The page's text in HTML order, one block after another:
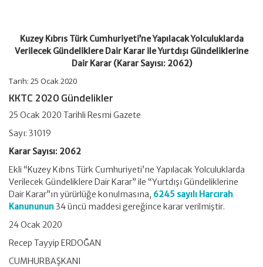
2062)
için
Kuzey Kıbrıs Türk Cumhuriyeti’ne Yapılacak Yolculuklarda
Verilecek Gündeliklere Dair Karar ile Yurtdışı Gündeliklerine
Dair Karar (Karar Sayısı: 2062)
Tarih: 25 Ocak 2020
KKTC 2020 Gündelikler
25 Ocak 2020 Tarihli Resmi Gazete
Sayı: 31019
Karar Sayısı: 2062
Ekli “Kuzey Kıbns Türk Cumhuriyeti’ne Yapılacak Yolculuklarda
Verilecek Gündeliklere Dair Karar” ile “Yurtdışı Gündeliklerine
Dair Karar”ın yürürlüğe konulmasına, 6245 sayılı Harcırah
Kanununun34 üncü maddesi gereğince karar verilmiştir.
24 Ocak 2020
Recep Tayyip ERDOĞAN
CUMHURBAŞKANI